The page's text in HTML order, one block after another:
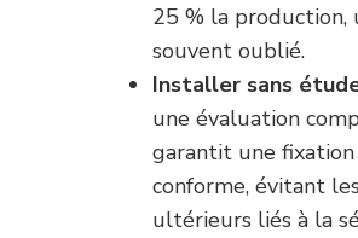
25 % la production,
souvent oublié.
Installer sans
une évaluation
garantit une
conforme, évitant
ultérieurs liés à la